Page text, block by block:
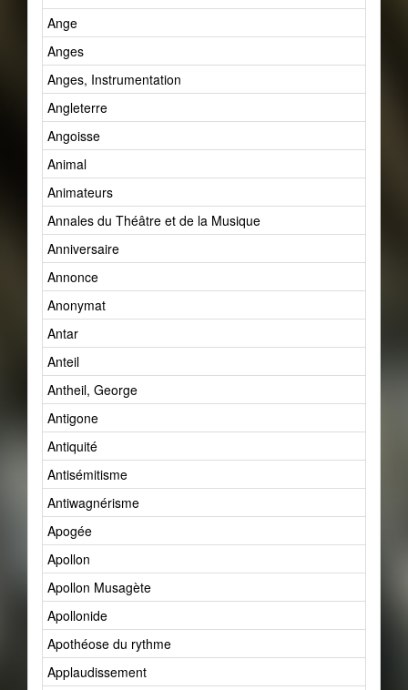
Ange
Anges
Anges, Instrumentation
Angleterre
Angoisse
Animal
Animateurs
Annales du Théâtre et de la Musique
Anniversaire
Annonce
Anonymat
Antar
Anteil
Antheil, George
Antigone
Antiquité
Antisémitisme
Antiwagnérisme
Apogée
Apollon
Apollon Musagète
Apollonide
Apothéose du rythme
Applaudissement